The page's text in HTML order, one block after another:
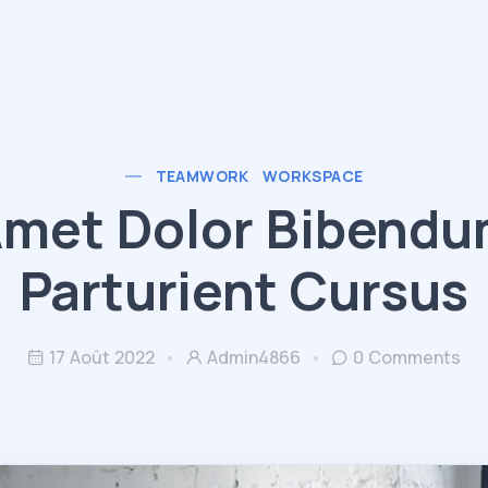
TEAMWORK WORKSPACE
Dolor
Parturient Cursus
17 Août 2022 Admin4866 0 Comments